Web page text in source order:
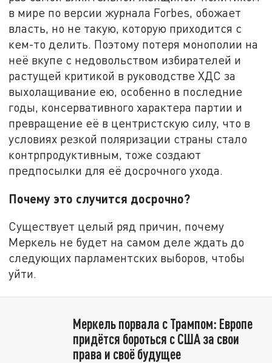
в мире по версии журнала Forbes, обожает
власть, но не такую, которую приходится с
кем-то делить. Поэтому потеря монополии на
неё вкупе с недовольством избирателей и
растущей критикой в руководстве ХДС за
выхолащивание ею, особенно в последние
годы, консервативного характера партии и
превращение её в центристскую силу, что в
условиях резкой поляризации страны стало
контрпродуктивным, тоже создают
предпосылки для её досрочного ухода.
Почему это случится досрочно?
Существует целый ряд причин, почему
Меркель не будет на самом деле ждать до
следующих парламентских выборов, чтобы
уйти.
Меркель порвала с Трампом: Европе
придётся бороться с США за свои
права и своё будущее